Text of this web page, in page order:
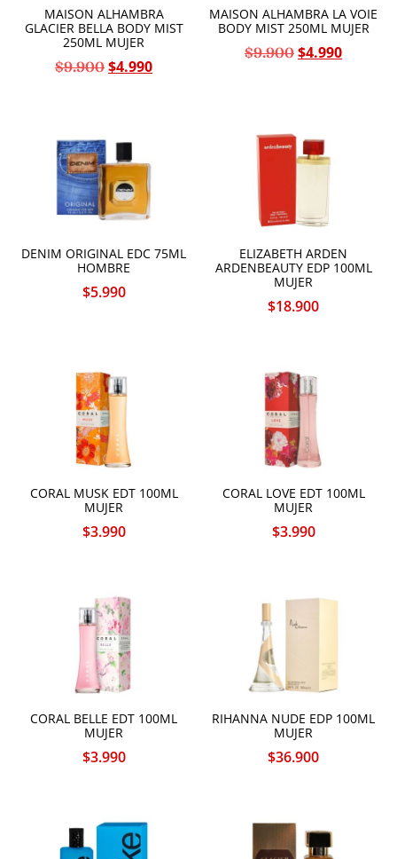
MAISON ALHAMBRA
GLACIER BELLA BODY MIST
250ML MUJER
$9.900 $4.990
MAISON ALHAMBRA LA VOIE
BODY MIST 250ML MUJER
$9.900 $4.990
DENIM ORIGINAL EDC 75ML
HOMBRE
$5.990
ELIZABETH ARDEN
ARDENBEAUTY EDP 100ML
MUJER
$18.900
CORAL MUSK EDT 100ML
MUJER
$3.990
CORAL LOVE EDT 100ML
MUJER
$3.990
CORAL BELLE EDT 100ML
MUJER
$3.990
RIHANNA NUDE EDP 100ML
MUJER
$36.900